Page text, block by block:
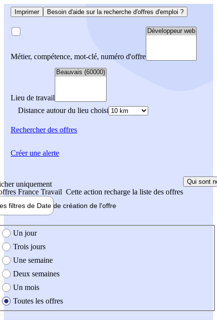
Imprimer Besoin d'aide sur la recherche d'offres d'emploi ?
Métier, compétence, mot-clé, numéro d'offre
Lieu de travail
Distance autour du lieu choisi
Rechercherdes offres
uniquement
France Travail Cette action recharge la liste des offres
Qui sont
filtres de Date de création de l'offre
création de l'offre
Un jour
Trois jours
Une semaine
Deux semaines
Un mois
Toutes les offres
Créer une alerte